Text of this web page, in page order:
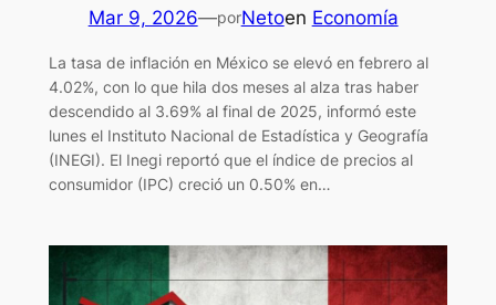
Mar 9, 2026—porNetoen Economía
La tasa de inflación en México se elevó en febrero al
4.02%, con lo que hila dos meses al alza tras haber
descendido al 3.69% al final de 2025, informó este
lunes el Instituto Nacional de Estadística y Geografía
(INEGI). El Inegi reportó que el índice de precios al
consumidor (IPC) creció un 0.50% en…